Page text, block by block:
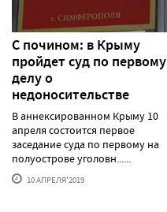
С почином: в Крыму
пройдет суд по первому
делу о
недоносительстве
В аннексированном Крыму 10
апреля состоится первое
заседание суда по первому на
полуострове уголовн......
10 АПРЕЛЯ'2019